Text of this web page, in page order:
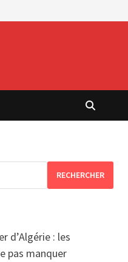
RECHERCHER
d’Algérie : les
pas manquer